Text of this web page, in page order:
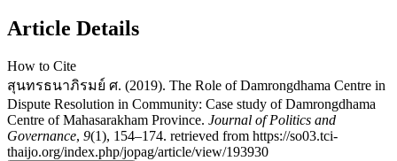
Article Details
How to Cite
สุนทรธนาภิรมย์ ศ. (2019). The Role of Damrongdhama Centre in
Dispute Resolution in Community: Case study of Damrongdhama
Centre of Mahasarakham Province. Journal of Politics and
Governance, 9(1), 154–174. retrieved from https://so03.tci-
thaijo.org/index.php/jopag/article/view/193930